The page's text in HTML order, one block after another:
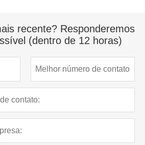
recente? Responderemos
(dentro de 12 horas)